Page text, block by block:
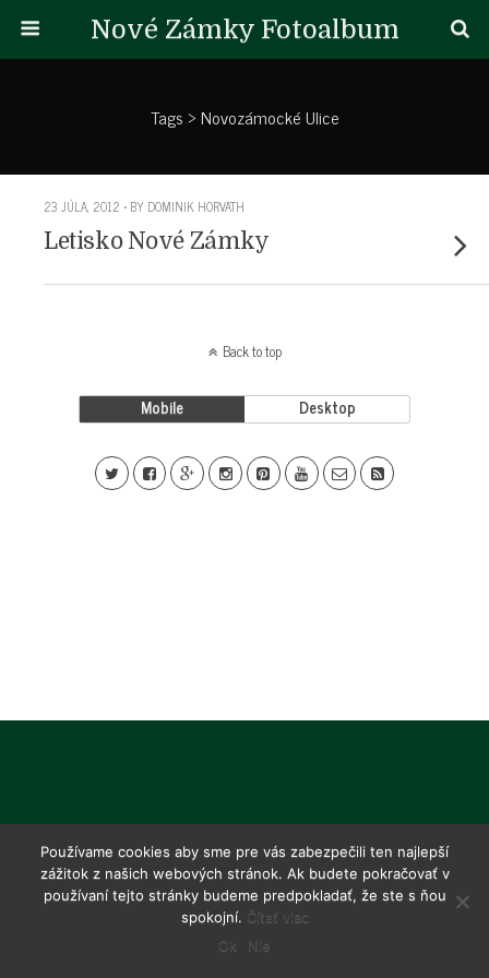
Nové Zámky Fotoalbum
Tags › Novozámocké Ulice
23 JÚLA, 2012 • BY DOMINIK HORVATH
Letisko Nové Zámky
Back to top
Mobile Desktop
Používame cookies aby sme pre vás zabezpečili ten najlepší
zážitok z našich webových stránok. Ak budete pokračovať v
používaní tejto stránky budeme predpokladať, že ste s ňou
spokojní. Čítať viac
Ok
Nie